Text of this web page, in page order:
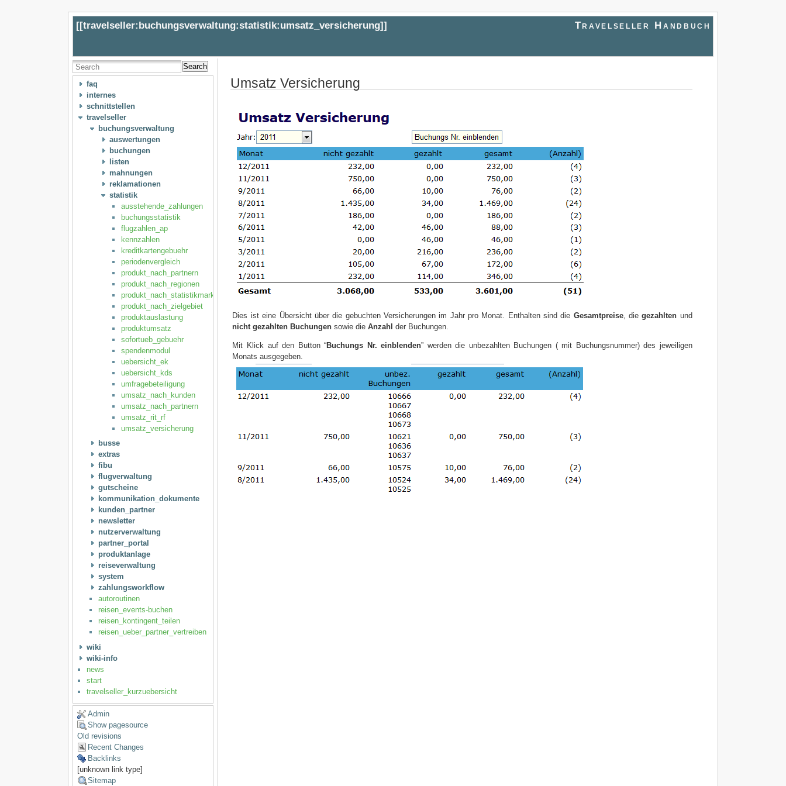
[[travelseller:buchungsverwaltung:statistik:umsatz_versicherung]] Travelseller Handbuch
Search
faq
internes
schnittstellen
travelseller
buchungsverwaltung
auswertungen
buchungen
listen
mahnungen
reklamationen
statistik
ausstehende_zahlungen
buchungsstatistik
flugzahlen_ap
kennzahlen
kreditkartengebuehr
periodenvergleich
produkt_nach_partnern
produkt_nach_regionen
produkt_nach_statistikmarker
produkt_nach_zielgebiet
produktauslastung
produktumsatz
sofortueb_gebuehr
spendenmodul
uebersicht_ek
uebersicht_kds
umfragebeteiligung
umsatz_nach_kunden
umsatz_nach_partnern
umsatz_rit_rf
umsatz_versicherung
busse
extras
fibu
flugverwaltung
gutscheine
kommunikation_dokumente
kunden_partner
newsletter
nutzerverwaltung
partner_portal
produktanlage
reiseverwaltung
system
zahlungsworkflow
autoroutinen
reisen_events-buchen
reisen_kontingent_teilen
reisen_ueber_partner_vertreiben
wiki
wiki-info
news
start
travelseller_kurzuebersicht
Admin
Show pagesource
Old revisions
Recent Changes
Backlinks
[unknown link type]
Sitemap
Umsatz Versicherung
Dies ist eine Übersicht über die gebuchten Versicherungen im Jahr pro Monat. Enthalten sind die Gesamtpreise, diegezahlten und
nicht gezahlten Buchungen sowie dieAnzahl der Buchungen.
Mit Klick auf den Button “Buchungs Nr. einblenden” werden die unbezahlten Buchungen ( mit Buchungsnummer) des jeweiligen
Monats ausgegeben.